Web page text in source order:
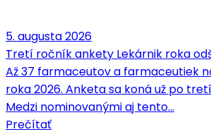
5. augusta 2026
Tretí ročník ankety Lekárnik roka
Až 37 farmaceutov a farmaceutiek
roka 2026. Anketa sa koná už po
Medzi nominovanými aj tento…
Prečítať